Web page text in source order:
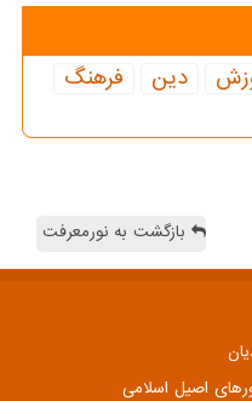
دین
فرهنگ
بازگشت به نورمعرفت
اصیل اسلامی